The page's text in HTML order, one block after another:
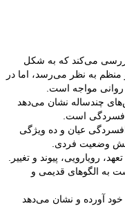
می‌کند که به شکل
به نظر می‌رسد، اما در
روانی مواجه است.
چندساله نشان می‌دهد
افسردگی است.
عیان و ده ویژگی
وضعیت فردی.
رویارویی، پیوند و تغییر.
به الگوهای قدیمی و
خود آورده و نشان می‌دهد